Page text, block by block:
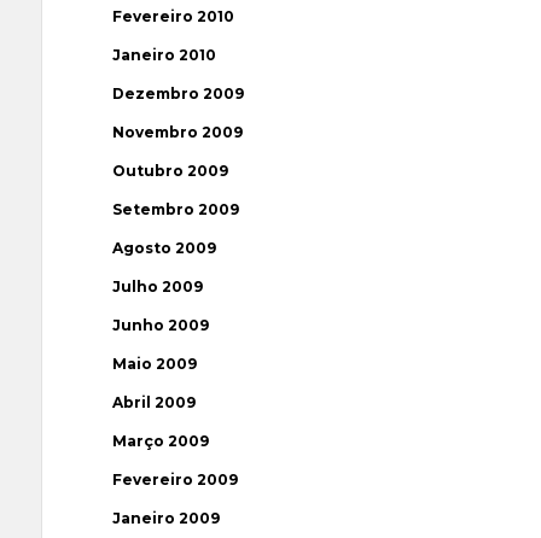
Fevereiro 2010
Janeiro 2010
Dezembro 2009
Novembro 2009
Outubro 2009
Setembro 2009
Agosto 2009
Julho 2009
Junho 2009
Maio 2009
Abril 2009
Março 2009
Fevereiro 2009
Janeiro 2009